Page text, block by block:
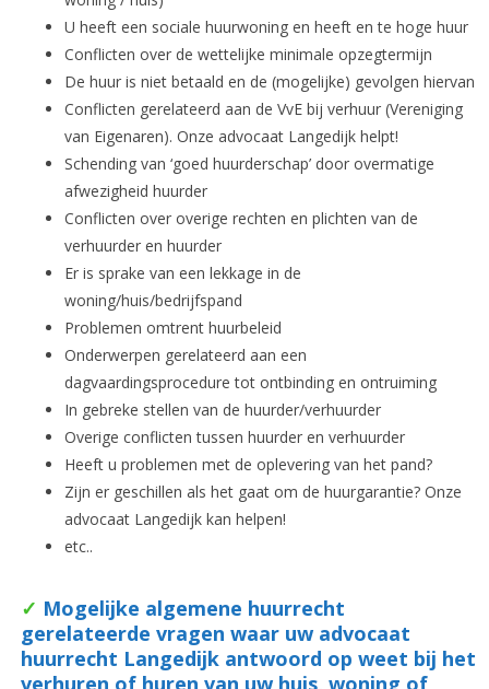
U heeft een sociale huurwoning en heeft en te hoge huur
Conflicten over de wettelijke minimale opzegtermijn
De huur is niet betaald en de (mogelijke) gevolgen hiervan
Conflicten gerelateerd aan de VvE bij verhuur (Vereniging
van Eigenaren). Onze advocaat Langedijk helpt!
Schending van ‘goed huurderschap’ door overmatige
afwezigheid huurder
Conflicten over overige rechten en plichten van de
verhuurder en huurder
Er is sprake van een lekkage in de
woning/huis/bedrijfspand
Problemen omtrent huurbeleid
Onderwerpen gerelateerd aan een
dagvaardingsprocedure tot ontbinding en ontruiming
In gebreke stellen van de huurder/verhuurder
Overige conflicten tussen huurder en verhuurder
Heeft u problemen met de oplevering van het pand?
Zijn er geschillen als het gaat om de huurgarantie? Onze
advocaat Langedijk kan helpen!
etc..
✓ Mogelijke algemene huurrecht
gerelateerde vragen waar uw advocaat
huurrecht Langedijk antwoord op weet bij het
verhuren of huren van uw huis, woning of